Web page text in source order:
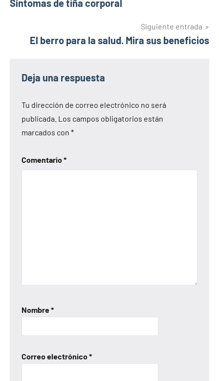
de
Síntomas de tiña corporal
Siguiente entrada
El berro para la salud. Mira sus beneficios
Deja una respuesta
Tu dirección de correo electrónico no será
publicada. Los campos obligatorios están
marcados con *
Comentario*
Nombre*
Correo electrónico*